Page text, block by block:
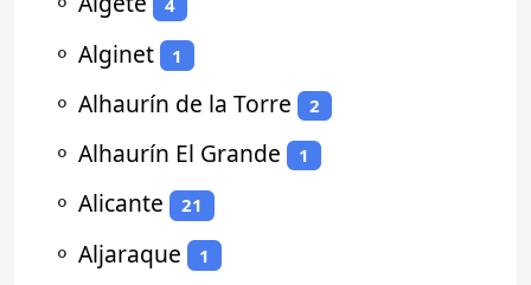
4
⚬ Alginet 1
⚬ Alhaurín de la Torre 2
⚬ Alhaurín El Grande 1
⚬ Alicante 21
⚬ Aljaraque 1